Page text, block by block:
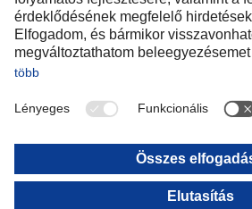
Sweden
Switzerland( DE FR)
Turkey
OCEANIA